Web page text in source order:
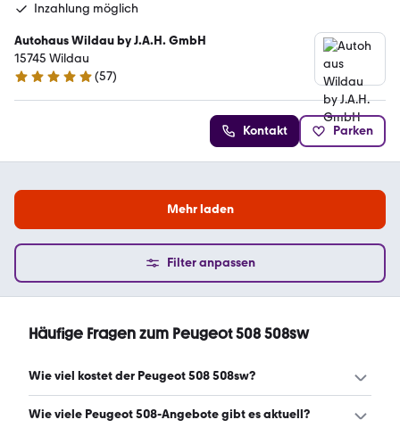
Inzahlung möglich
Autohaus Wildau by J.A.H. GmbH
15745 Wildau
4.8 Sterne
(57)
Kontakt Parken
Mehr laden
Filter anpassen
Häufige Fragen zum Peugeot 508 508sw
Wie viel kostet der Peugeot 508 508sw?
Ein guter Preis für einen Peugeot 508 508sw liegt
Wie viele Peugeot 508-Angebote gibt es aktuell?